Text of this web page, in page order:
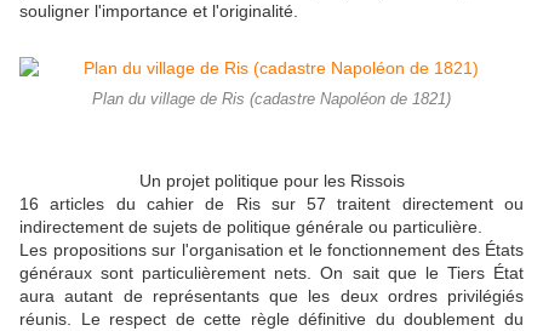
souligner l'importance et l'originalité.
Plan du village de Ris (cadastre Napoléon de 1821)
Un projet politique pour les Rissois
16 articles du cahier de Ris sur 57 traitent directement ou
indirectement de sujets de politique générale ou particulière.
Les propositions sur l'organisation et le fonctionnement des États
généraux sont particulièrement nets. On sait que le Tiers État
aura autant de représentants que les deux ordres privilégiés
réunis. Le respect de cette règle définitive du doublement du